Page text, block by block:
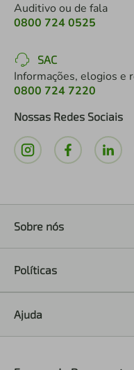
Auditivo ou de fala
0800 724 0525
SAC
Informações, elogios e
0800 724 7220
Nossas Redes Sociais
Sobre nós
Políticas
Ajuda